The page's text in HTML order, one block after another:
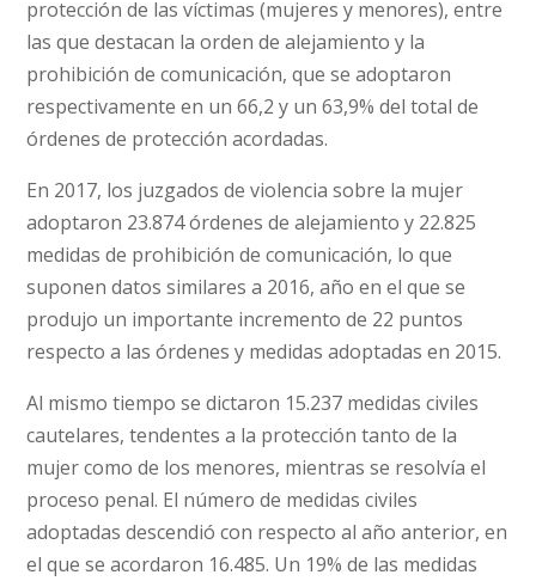
protección de las víctimas (mujeres y menores), entre
las que destacan la orden de alejamiento y la
prohibición de comunicación, que se adoptaron
respectivamente en un 66,2 y un 63,9% del total de
órdenes de protección acordadas.
En 2017, los juzgados de violencia sobre la mujer
adoptaron 23.874 órdenes de alejamiento y 22.825
medidas de prohibición de comunicación, lo que
suponen datos similares a 2016, año en el que se
produjo un importante incremento de 22 puntos
respecto a las órdenes y medidas adoptadas en 2015.
Al mismo tiempo se dictaron 15.237 medidas civiles
cautelares, tendentes a la protección tanto de la
mujer como de los menores, mientras se resolvía el
proceso penal. El número de medidas civiles
adoptadas descendió con respecto al año anterior, en
el que se acordaron 16.485. Un 19% de las medidas